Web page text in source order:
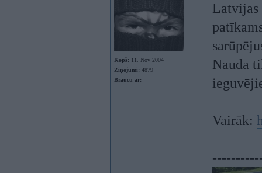
Kopš: 11. Nov 2004
Ziņojumi: 4879
Braucu ar:
Latvijas
Nauda
Vairāk: